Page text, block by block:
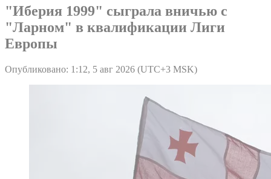
"Иберия 1999" сыграла вничью с
"Ларном" в квалификации Лиги
Европы
Опубликовано: 1:12, 5 авг 2026 (UTC+3 MSK)